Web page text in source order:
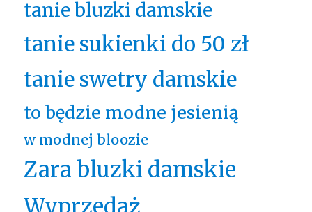
tanie bluzki damskie
tanie sukienki do 50 zł
tanie swetry damskie
to będzie modne jesienią
w modnej bloozie
Zara bluzki damskie
Wyprzedaż